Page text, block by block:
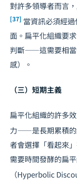
對許多領導者而言
[37] 當資訊必須經
面。扁平化組織要
判斷——這需要相當
感）。
（三）短期主義
扁平化組織的許多
力——是長期累積的
者會選擇「看起來
需要時間發酵的扁
（Hyperbolic